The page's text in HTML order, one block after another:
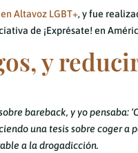
Altavoz LGBT+, y fue
de ¡Exprésate! en
y
bareback, y yo pensaba:
una tesis sobre coger a
a la drogadicción.